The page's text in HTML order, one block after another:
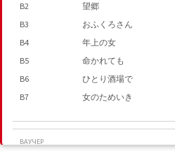
B2
望郷
B3
おふくろさん
B4
年上の女
B5
命かれても
B6
ひとり酒場で
B7
女のためいき
ВАУЧЕР